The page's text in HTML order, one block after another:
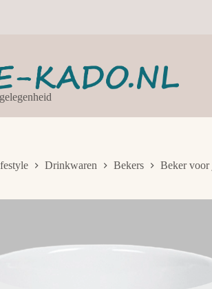
Drinkwaren Bekers Beker voor